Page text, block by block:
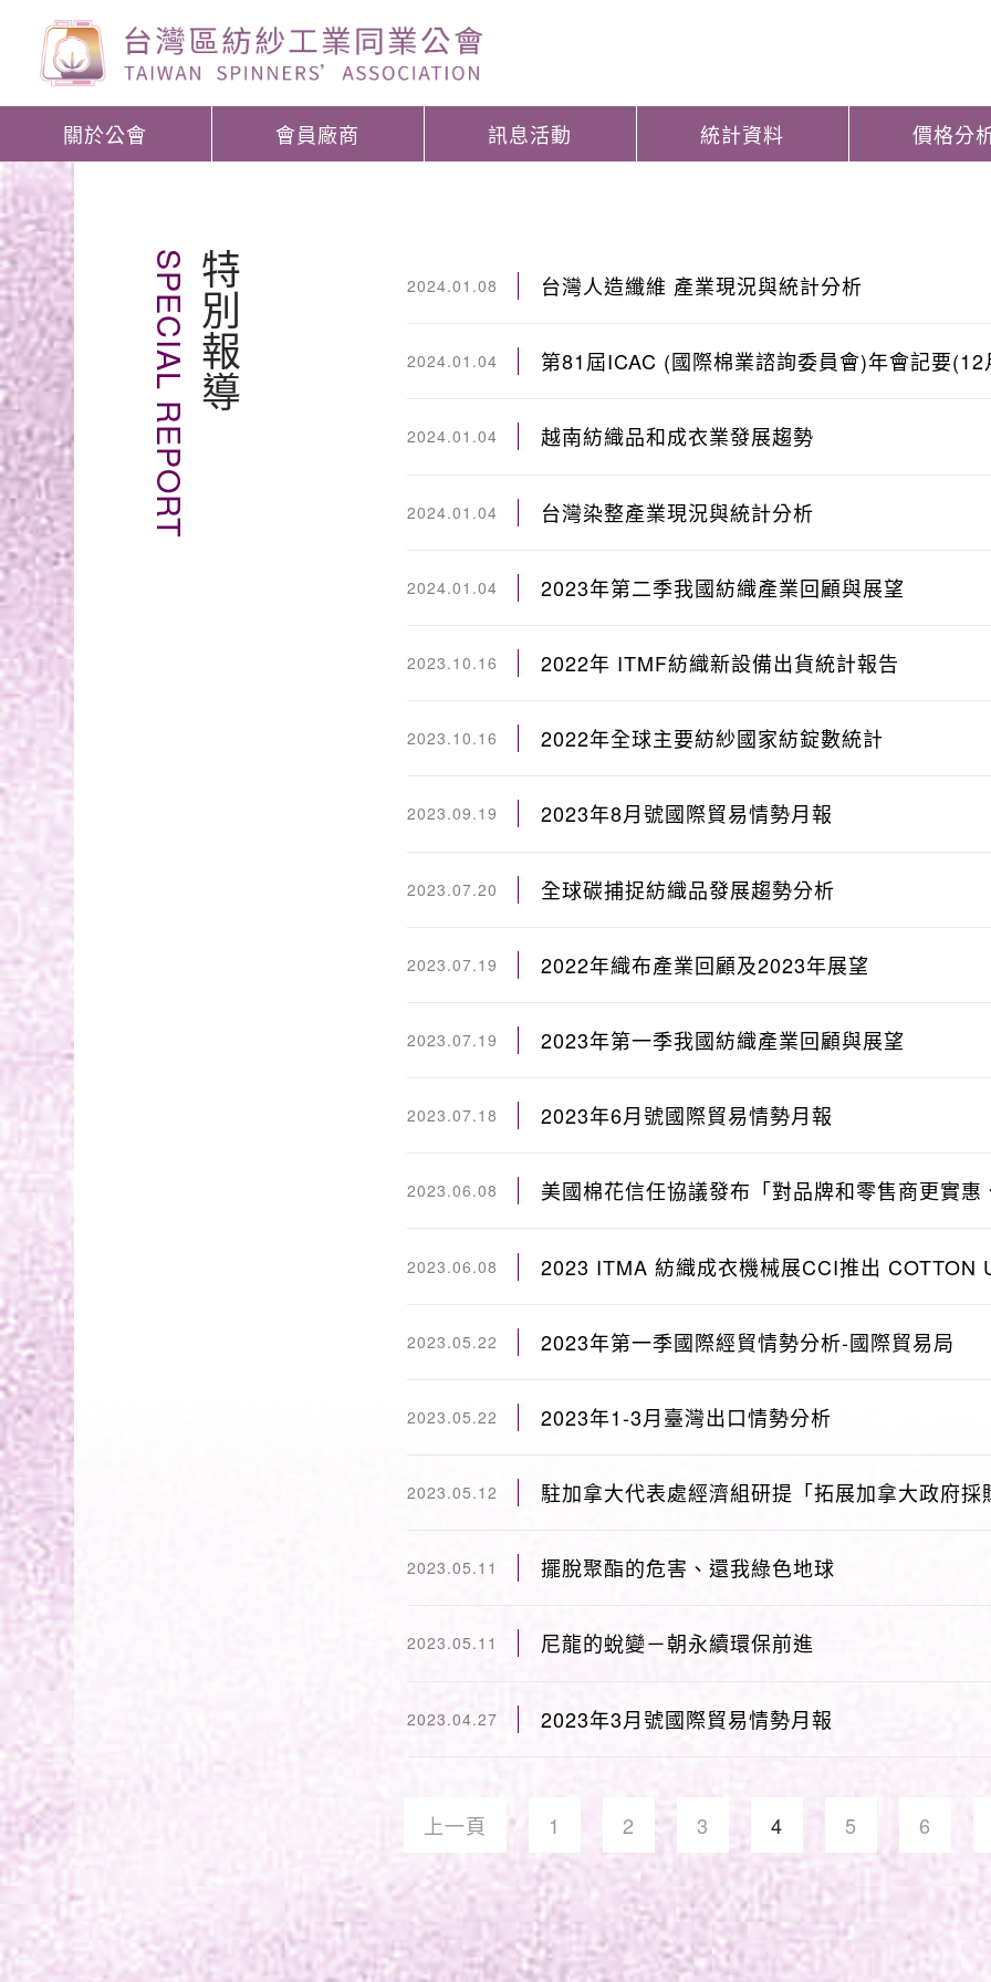
關於公會 會員廠商 訊息活動 統計資料 價格分
SPECIAL REPORT特別報導 2024.01.08 台灣人造纖維 產業現況與統計分析
2024.01.04 第81屆ICAC (國際棉業諮詢委員會)年會記要
2024.01.04 越南紡織品和成衣業發展趨勢
2024.01.04 台灣染整產業現況與統計分析
2024.01.04 2023年第二季我國紡織產業回顧與展望
2023.10.16 2022年 ITMF紡織新設備出貨統計報告
2023.10.16 2022年全球主要紡紗國家紡錠數統計
2023.09.19 2023年8月號國際貿易情勢月報
2023.07.20 全球碳捕捉紡織品發展趨勢分析
2023.07.19 2022年織布產業回顧及2023年展望
2023.07.19 2023年第一季我國紡織產業回顧與展望
2023.07.18 2023年6月號國際貿易情勢月報
2023.06.08
美國棉花信任協議發布「對品牌和零售商更實
2023.06.08
2023 ITMA 紡織成衣機械展CCI推出 COTTON
2023.05.22 2023年第一季國際經貿情勢分析-國際貿易局
2023.05.22 2023年1-3月臺灣出口情勢分析
2023.05.12 駐加拿大代表處經濟組研提「拓展加拿大政府
2023.05.11 擺脫聚酯的危害、還我綠色地球
2023.05.11 尼龍的蛻變－朝永續環保前進
2023.04.27 2023年3月號國際貿易情勢月報
上一頁 1 2 3 4 5 6